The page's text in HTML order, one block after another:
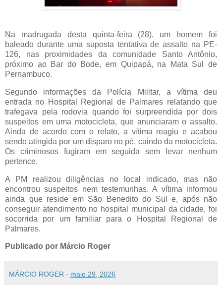
Na madrugada desta quinta-feira (28), um homem foi
baleado durante uma suposta tentativa de assalto na PE-
126, nas proximidades da comunidade Santo Antônio,
próximo ao Bar do Bode, em Quipapá, na Mata Sul de
Pernambuco.
Segundo informações da Polícia Militar, a vítima deu
entrada no Hospital Regional de Palmares relatando que
trafegava pela rodovia quando foi surpreendida por dois
suspeitos em uma motocicleta, que anunciaram o assalto.
Ainda de acordo com o relato, a vítima reagiu e acabou
sendo atingida por um disparo no pé, caindo da motocicleta.
Os criminosos fugiram em seguida sem levar nenhum
pertence.
A PM realizou diligências no local indicado, mas não
encontrou suspeitos nem testemunhas. A vítima informou
ainda que reside em São Benedito do Sul e, após não
conseguir atendimento no hospital municipal da cidade, foi
socorrida por um familiar para o Hospital Regional de
Palmares.
Publicado por Márcio Roger
MÁRCIO ROGER - maio 29, 2026